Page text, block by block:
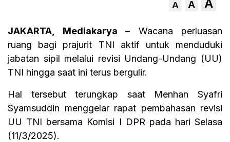
A A A
JAKARTA, Mediakarya – Wacana perluasan
ruang bagi prajurit TNI aktif untuk menduduki
jabatan sipil melalui revisi Undang-Undang (UU)
TNI hingga saat ini terus bergulir.
Hal tersebut terungkap saat Menhan Syafri
Syamsuddin menggelar rapat pembahasan revisi
UU TNI bersama Komisi I DPR pada hari Selasa
(11/3/2025).